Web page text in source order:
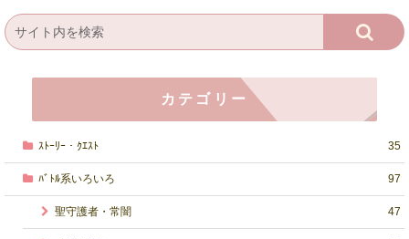
カテゴリー
ｽﾄｰﾘｰ・ｸｴｽﾄ 35
ﾊﾞﾄﾙ系いろいろ 97
聖守護者・常闇 47